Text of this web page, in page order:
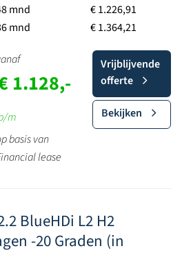
mnd
mnd
€ 1.226,91
€ 1.364,21
1.128,-
m
basis van
lease
Vrijblijvende
offerte
Bekijken
BlueHDi L2 H2
-20 Graden (in